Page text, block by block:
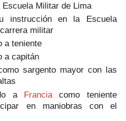
Militar de Lima
instrucción en la Escuela
militar
a teniente
a capitán
sargento mayor con las
a Francia como teniente
en maniobras con el